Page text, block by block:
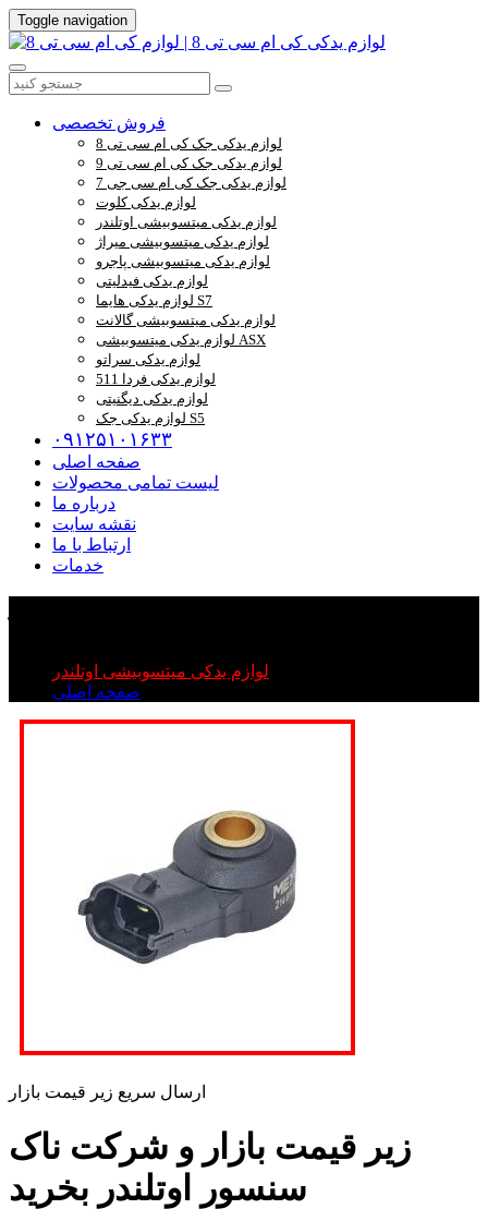
Toggle navigation
فروش تخصصی
لوازم یدکی جک کی ام سی تی 8
لوازم یدکی جک کی ام سی تی 9
لوازم یدکی جک کی ام سی جی 7
لوازم یدکی کلوت
لوازم یدکی میتسوبیشی اوتلندر
لوازم یدکی میتسوبیشی میراژ
لوازم یدکی میتسوبیشی پاجرو
لوازم یدکی فیدلیتی
لوازم یدکی هایما S7
لوازم یدکی میتسوبیشی گالانت
لوازم یدکی میتسوبیشی ASX
لوازم یدکی سراتو
لوازم یدکی فردا 511
لوازم یدکی دیگنیتی
لوازم یدکی جک S5
۰۹۱۲۵۱۰۱۶۳۳
صفحه اصلی
لیست تمامی محصولات
درباره ما
نقشه سایت
ارتباط با ما
خدمات
لوازم یدکی میتسوبیشی اوتلندر
صفحه اصلی
ارسال سریع زیر قیمت بازار
زیر قیمت بازار و شرکت ناک
سنسور اوتلندر بخرید